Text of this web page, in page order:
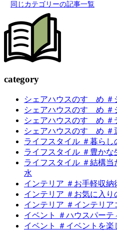
同じカテゴリーの記事一覧
category
シェアハウスのすゝめ
シェアハウスのすゝめ
シェアハウスのすゝめ ＃
シェアハウスのすゝめ
ライフスタイル ＃暮らし
ライフスタイル ＃豊かな
ライフスタイル ＃結構
水
インテリア ＃お手軽収納
インテリア ＃お気に入り
インテリア ＃インテリア
イベント ＃ハウスパーテ
イベント ＃イベントを楽